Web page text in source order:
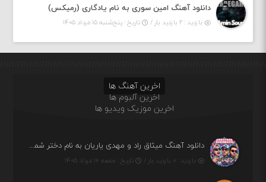
دانلود آهنگ امین سوری به نام یادگاری (رمیکس)
بازدید : ۲ بازدید بار / تاریخ : پنج‌شنبه ۱۵ مرداد ۱۴۰۵
اخرین آهنگ ها
اخرین آلبوم ها
اخرین موزیک ویدیو ها
دانلود آهنگ میثاق راد و مهدی یاریان به نام دختر شمرون
بازدید : ۰ بازدید بار / تاریخ : جمعه ۱۶ مرداد ۱۴۰۵